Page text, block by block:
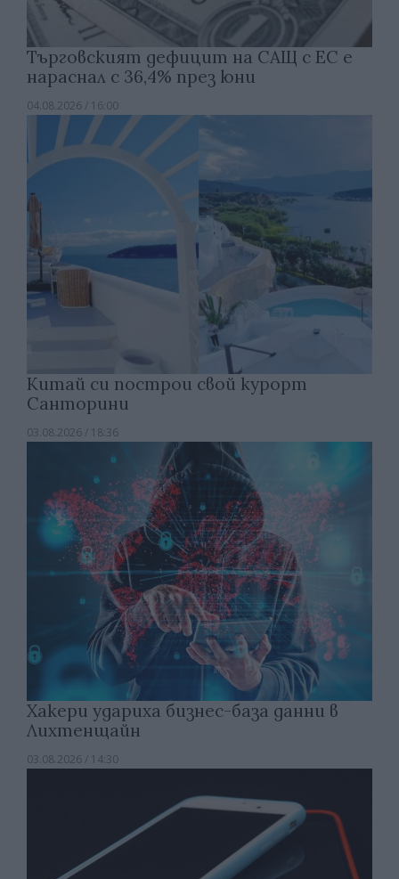
Търговският дефицит на САЩ с ЕС е
нараснал с 36,4% през юни
04.08.2026 / 16:00
Китай си построи свой курорт
Санторини
03.08.2026 / 18:36
Хакери удариха бизнес-база данни в
Лихтенщайн
03.08.2026 / 14:30